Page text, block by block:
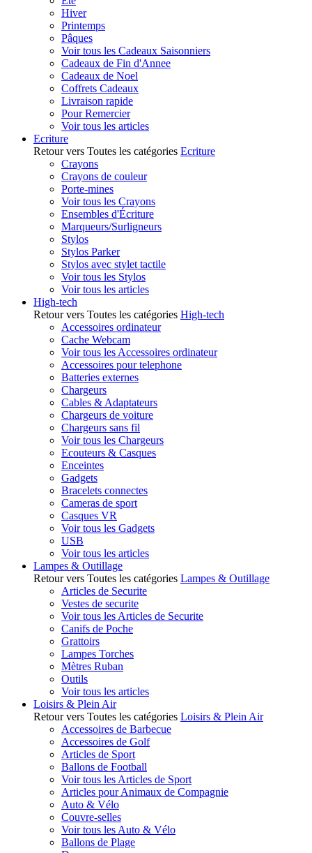
Hiver
Printemps
Pâques
Voir tous les Cadeaux Saisonniers
Cadeaux de Fin d'Annee
Cadeaux de Noel
Coffrets Cadeaux
Livraison rapide
Pour Remercier
Voir tous les articles
Ecriture
Retour vers Toutes les catégories Ecriture
Crayons
Crayons de couleur
Porte-mines
Voir tous les Crayons
Ensembles d'Écriture
Marqueurs/Surligneurs
Stylos
Stylos Parker
Stylos avec stylet tactile
Voir tous les Stylos
Voir tous les articles
High-tech
Retour vers Toutes les catégories High-tech
Accessoires ordinateur
Cache Webcam
Voir tous les Accessoires ordinateur
Accessoires pour telephone
Batteries externes
Chargeurs
Cables & Adaptateurs
Chargeurs de voiture
Chargeurs sans fil
Voir tous les Chargeurs
Ecouteurs & Casques
Enceintes
Gadgets
Bracelets connectes
Cameras de sport
Casques VR
Voir tous les Gadgets
USB
Voir tous les articles
Lampes & Outillage
Retour vers Toutes les catégories Lampes & Outillage
Articles de Securite
Vestes de securite
Voir tous les Articles de Securite
Canifs de Poche
Grattoirs
Lampes Torches
Mètres Ruban
Outils
Voir tous les articles
Loisirs & Plein Air
Retour vers Toutes les catégories Loisirs & Plein Air
Accessoires de Barbecue
Accessoires de Golf
Articles de Sport
Ballons de Football
Voir tous les Articles de Sport
Articles pour Animaux de Compagnie
Auto & Vélo
Couvre-selles
Voir tous les Auto & Vélo
Ballons de Plage